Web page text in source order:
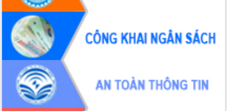
Quyết liệt cải cách hành chính, khơi
thông nguồn lực phát triển
Nâng cao hiệu lực, hiệu quả HĐND
tỉnh thông qua hiện đại hóa hành chính
Xã Ea Phê gắn cải cách hành chính với
chuyển đổi số
Phó Chủ tịch Thường trực UBND tỉnh
Hồ Thị Nguyên Thảo làm việc tại Trung
tâm Phục vụ hành chính công xã Ea